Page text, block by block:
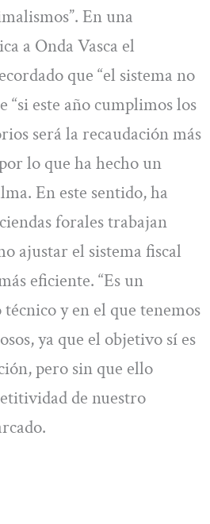
En una
a Onda Vasca el
que “el sistema no
“si este año cumplimos los
será la recaudación más
lo que ha hecho un
En este sentido, ha
forales trabajan
ajustar el sistema fiscal
eficiente. “Es un
y en el que tenemos
ya que el objetivo sí es
pero sin que ello
de nuestro